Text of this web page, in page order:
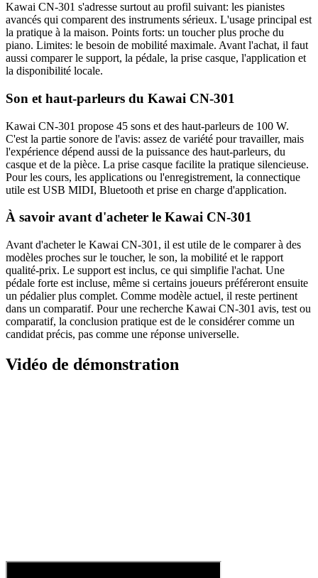
Kawai CN-301 s'adresse surtout au profil suivant: les pianistes
avancés qui comparent des instruments sérieux. L'usage principal est
la pratique à la maison. Points forts: un toucher plus proche du
piano. Limites: le besoin de mobilité maximale. Avant l'achat, il faut
aussi comparer le support, la pédale, la prise casque, l'application et
la disponibilité locale.
Son et haut-parleurs du Kawai CN-301
Kawai CN-301 propose 45 sons et des haut-parleurs de 100 W.
C'est la partie sonore de l'avis: assez de variété pour travailler, mais
l'expérience dépend aussi de la puissance des haut-parleurs, du
casque et de la pièce. La prise casque facilite la pratique silencieuse.
Pour les cours, les applications ou l'enregistrement, la connectique
utile est USB MIDI, Bluetooth et prise en charge d'application.
À savoir avant d'acheter le Kawai CN-301
Avant d'acheter le Kawai CN-301, il est utile de le comparer à des
modèles proches sur le toucher, le son, la mobilité et le rapport
qualité-prix. Le support est inclus, ce qui simplifie l'achat. Une
pédale forte est incluse, même si certains joueurs préféreront ensuite
un pédalier plus complet. Comme modèle actuel, il reste pertinent
dans un comparatif. Pour une recherche Kawai CN-301 avis, test ou
comparatif, la conclusion pratique est de le considérer comme un
candidat précis, pas comme une réponse universelle.
Vidéo de démonstration